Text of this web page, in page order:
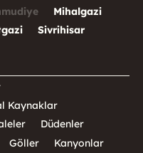
Mihalgazi
Sivrihisar
Kaynaklar
Düdenler
Göller
Kanyonlar